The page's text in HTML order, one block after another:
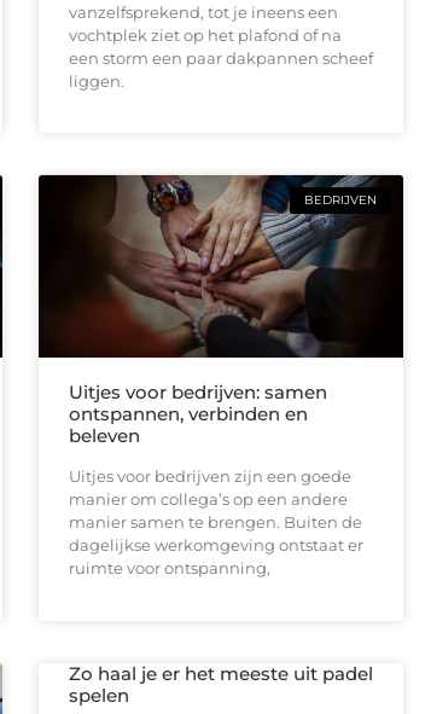
vanzelfsprekend, tot je ineens een
vochtplek ziet op het plafond of na
een storm een paar dakpannen scheef
liggen.
BEDRIJVEN
Uitjes voor bedrijven: samen
ontspannen, verbinden en
beleven
Uitjes voor bedrijven zijn een goede
manier om collega’s op een andere
manier samen te brengen. Buiten de
dagelijkse werkomgeving ontstaat er
ruimte voor ontspanning,
Zo haal je er het meeste uit padel
spelen